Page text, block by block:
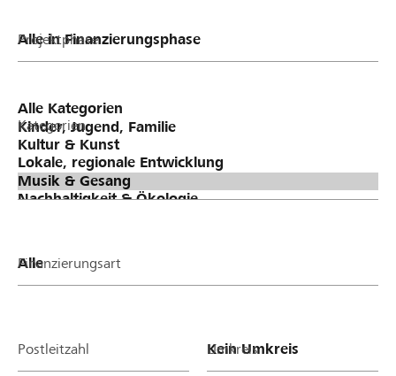
Projektphase
Kategorien
Finanzierungsart
Postleitzahl Umkreis